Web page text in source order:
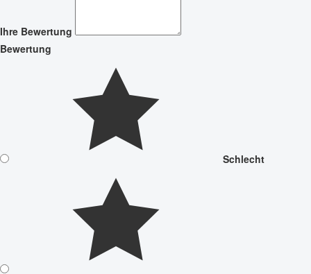
Ihre Bewertung
Bewertung
Schlecht